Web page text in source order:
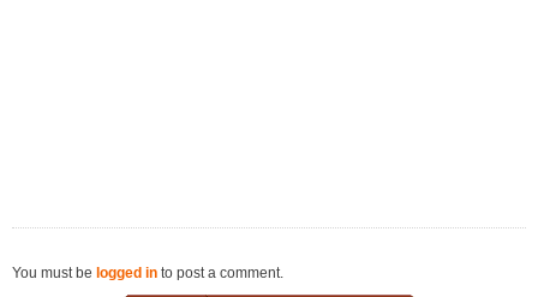
You must be logged in to post a comment.